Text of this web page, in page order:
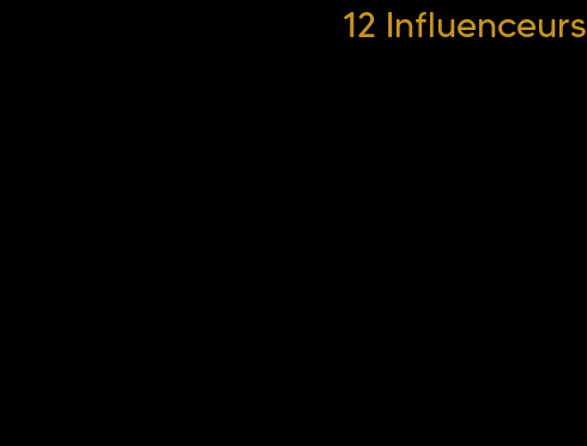
12 Influenceurs